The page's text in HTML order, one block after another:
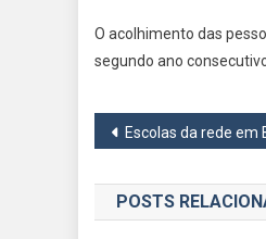
O acolhimento das
segundo ano
Navegação
de
Post
Escolas da rede em Barueri abrem as portas para o projeto inédito
POSTS